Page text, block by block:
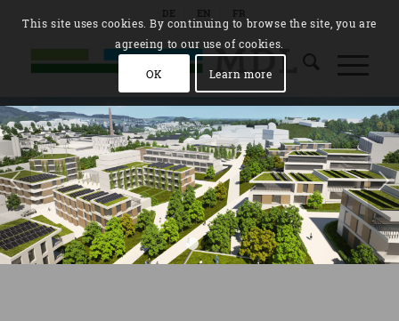
DE EN FR
Suivant
1 2
This site uses cookies. By continuing to browse the site, you are
agreeing to our use of cookies.
OK Learn more